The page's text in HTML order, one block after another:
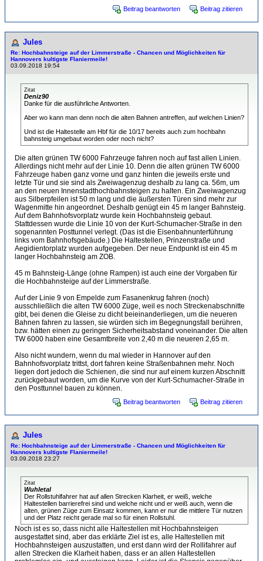
Beitrag beantworten Beitrag zitieren
Jules
Re: Hochbahnsteige auf der Limmerstraße - Chancen und Möglichkeiten für
Hannovers kultigste Flaniermeile!
03.09.2018 19:54
Zitat
Deniz90
Danke für die ausführliche Antworten.
Aber wo kann man denn noch die alten Bahnen antreffen, auf welchen Linien?
Und ist die Haltestelle am Hbf für die 10/17 bereits auch zum hochbahn
bahnsteig umgebaut worden oder noch nicht?
Die alten grünen TW 6000 Fahrzeuge fahren noch auf fast allen Linien.
Allerdings nicht mehr auf der Linie 10. Denn die alten grünen TW 6000
Fahrzeuge haben ganz vorne und ganz hinten die jeweils erste und
letzte Tür und sie sind als Zweiwagenzug deshalb zu lang ca. 56m, um
an den neuen Innenstadthochbahnsteigen zu halten. Ein Zweiwagenzug
aus Silberpfeilen ist 50 m lang und die äußersten Türen sind mehr zur
Wagenmitte hin angeordnet. Deshalb genügt ein 45 m langer Bahnsteig.
Auf dem Bahnhofsvorplatz wurde kein Hochbahnsteig gebaut.
Stattdessen wurde die Linie 10 von der Kurt-Schumacher-Straße in den
sogenannten Posttunnel verlegt. (Das ist die Eisenbahnunterführung
links vom Bahnhofsgebäude.) Die Haltestellen, Prinzenstraße und
Aegidientorplatz wurden aufgegeben. Der neue Endpunkt ist ein 45 m
langer Hochbahnsteig am ZOB.
45 m Bahnsteig-Länge (ohne Rampen) ist auch eine der Vorgaben für
die Hochbahnsteige auf der Limmerstraße.
Auf der Linie 9 von Empelde zum Fasanenkrug fahren (noch)
ausschließlich die alten TW 6000 Züge, weil es noch Streckenabschnitte
gibt, bei denen die Gleise zu dicht beieinanderliegen, um die neueren
Bahnen fahren zu lassen, sie würden sich im Begegnungsfall berühren,
bzw. hätten einen zu geringen Sicherheitsabstand voneinander. Die alten
TW 6000 haben eine Gesamtbreite von 2,40 m die neueren 2,65 m.
Also nicht wundern, wenn du mal wieder in Hannover auf den
Bahnhofsvorplatz trittst, dort fahren keine Straßenbahnen mehr. Noch
liegen dort jedoch die Schienen, die sind nur auf einem kurzen Abschnitt
zurückgebaut worden, um die Kurve von der Kurt-Schumacher-Straße in
den Posttunnel bauen zu können.
Beitrag beantworten Beitrag zitieren
Jules
Re: Hochbahnsteige auf der Limmerstraße - Chancen und Möglichkeiten für
Hannovers kultigste Flaniermeile!
03.09.2018 23:27
Zitat
Wuhletal
Der Rollstuhlfahrer hat auf allen Strecken Klarheit, er weiß, welche
Haltestellen barrierefrei sind und welche nicht und er weiß auch, wenn die
alten, grünen Züge zum Einsatz kommen, kann er nur die mittlere Tür nutzen
und der Platz reicht gerade mal so für einen Rollstuhl.
Noch ist es so, dass nicht alle Haltestellen mit Hochbahnsteigen
ausgestattet sind, aber das erklärte Ziel ist es, alle Haltestellen mit
Hochbahnsteigen auszustatten, und erst dann wird der Rollifahrer auf
allen Strecken die Klarheit haben, dass er an allen Haltestellen